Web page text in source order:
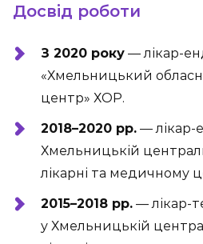
Досвід роботи
З 2020 року — лікар-
«Хмельницький
центр» ХОР.
2018–2020 рр. — лікар-
Хмельницькій
лікарні та медичному
2015–2018 рр. — лікар-
у Хмельницькій